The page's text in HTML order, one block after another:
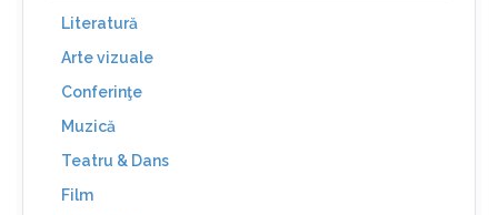
Literatură
Arte vizuale
Conferinţe
Muzică
Teatru & Dans
Film